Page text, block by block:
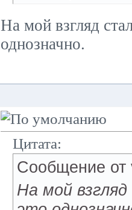
На мой взгляд
однозначно.
Цитата:
Сообщение от
На мой